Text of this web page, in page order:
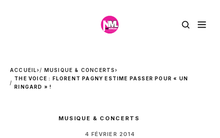
ACCUEIL› MUSIQUE & CONCERTS›
THE VOICE : FLORENT PAGNY ESTIME PASSER POUR « UN
RINGARD » !
MUSIQUE & CONCERTS
4 FÉVRIER 2014